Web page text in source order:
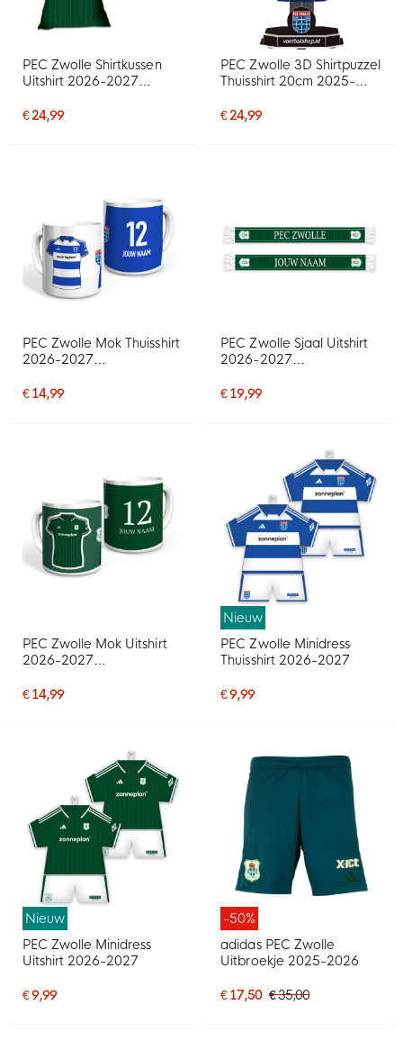
PEC Zwolle Shirtkussen
Uitshirt 2026-2027
€ 24,99
PEC Zwolle 3D Shirtpuzzel
Thuisshirt 20cm 2025-
€ 24,99
PEC Zwolle Mok Thuisshirt
2026-2027
€ 14,99
PEC Zwolle Sjaal Uitshirt
2026-2027
€ 19,99
PEC Zwolle Mok Uitshirt
2026-2027
€ 14,99
Nieuw
PEC Zwolle Minidress
Thuisshirt 2026-2027
€ 9,99
Nieuw
PEC Zwolle Minidress
Uitshirt 2026-2027
€ 9,99
-50%
adidas PEC Zwolle
Uitbroekje 2025-2026
€ 17,50 € 35,00